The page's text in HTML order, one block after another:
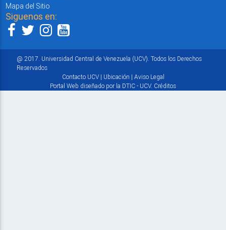
Mapa del Sitio
Siguenos en:
@ 2017. Universidad Central de Venezuela (UCV). Todos los Derechos
Reservados
Contacto UCV| Ubicación | Aviso Legal
Portal Web diseñado por la DTIC - UCV. Créditos